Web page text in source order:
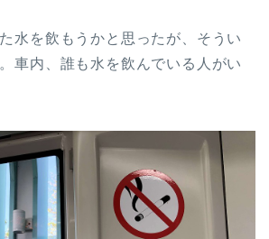
水を飲もうかと思ったが、そうい
車内、誰も水を飲んでいる人がい